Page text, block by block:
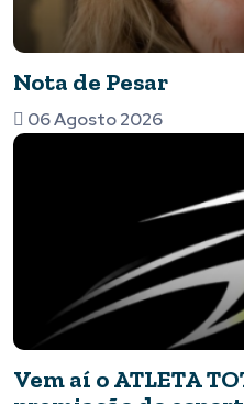
Nota de Pesar
06 Agosto 2026
Vem aí o ATLETA